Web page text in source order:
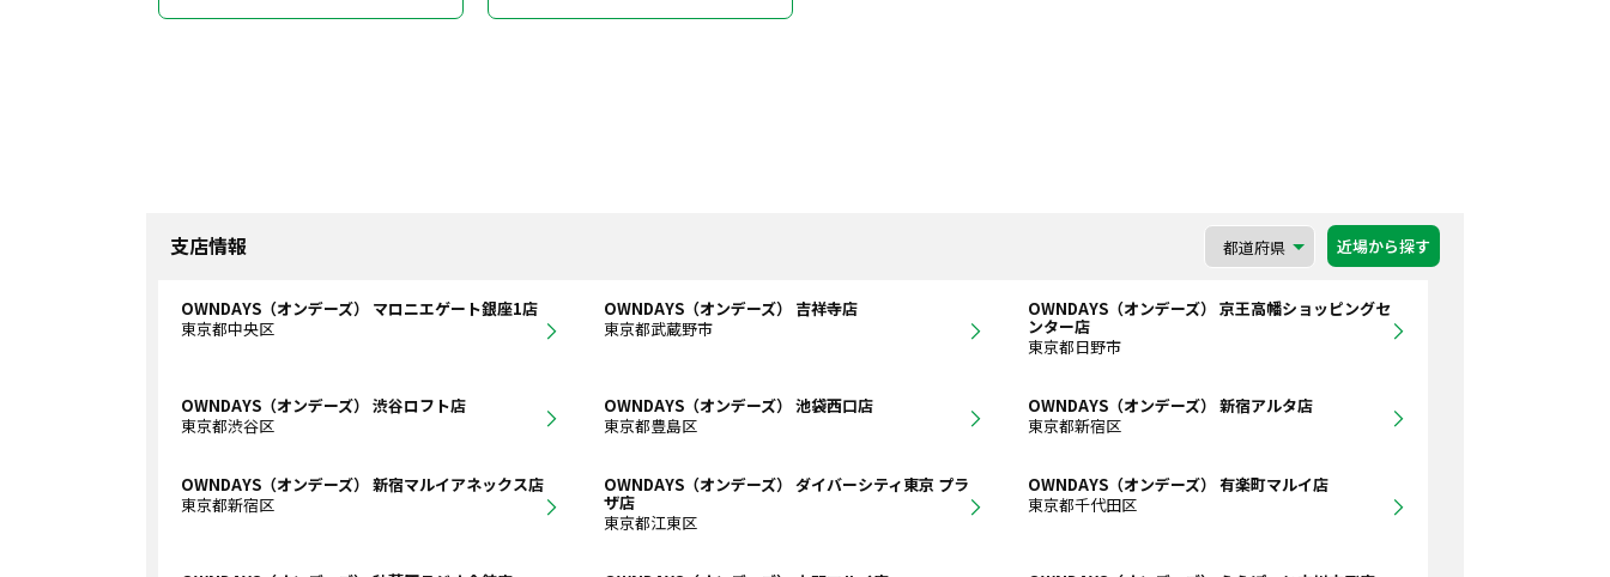
支店情報 近場から探す
OWNDAYS（オンデーズ） マロニエゲート銀座1店
東京都中央区
OWNDAYS（オンデーズ） 吉祥寺店
東京都武蔵野市
OWNDAYS（オンデーズ） 京王高幡ショッピングセ
ンター店
東京都日野市
OWNDAYS（オンデーズ） 渋谷ロフト店
東京都渋谷区
OWNDAYS（オンデーズ） 池袋西口店
東京都豊島区
OWNDAYS（オンデーズ） 新宿アルタ店
東京都新宿区
OWNDAYS（オンデーズ） 新宿マルイアネックス店
東京都新宿区
OWNDAYS（オンデーズ） ダイバーシティ東京 プラ
ザ店
東京都江東区
OWNDAYS（オンデーズ） 有楽町マルイ店
東京都千代田区